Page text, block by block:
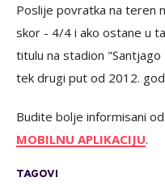
Poslije povratka na teren
skor - 4/4 i ako ostane u
titulu na stadion
tek drugi put od 2012.
Budite bolje informisani
MOBILNU APLIKACIJU.
TAGOVI